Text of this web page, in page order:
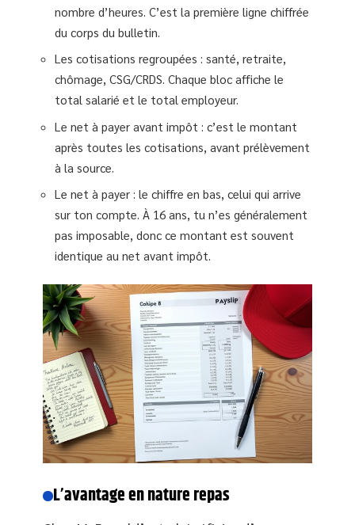
nombre d’heures. C’est la première ligne chiffrée
du corps du bulletin.
Les cotisations regroupées : santé, retraite,
chômage, CSG/CRDS. Chaque bloc affiche le
total salarié et le total employeur.
Le net à payer avant impôt : c’est le montant
après toutes les cotisations, avant prélèvement
à la source.
Le net à payer : le chiffre en bas, celui qui arrive
sur ton compte. À 16 ans, tu n’es généralement
pas imposable, donc ce montant est souvent
identique au net avant impôt.
L’avantage en nature repas